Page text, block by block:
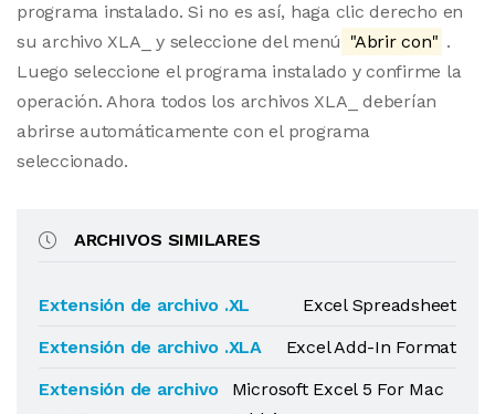
programa instalado. Si no es así, haga clic derecho en
su archivo XLA_ y seleccione del menú "Abrir con" .
Luego seleccione el programa instalado y confirme la
operación. Ahora todos los archivos XLA_ deberían
abrirse automáticamente con el programa
seleccionado.
ARCHIVOS SIMILARES
Extensión de archivo .XL
Excel Spreadsheet
Extensión de archivo .XLA
Excel Add-In Format
Extensión de archivo
Microsoft Excel 5 For Mac